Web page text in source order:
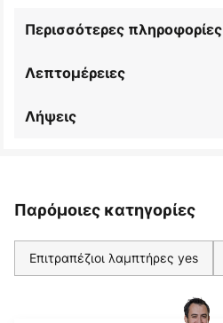
Λεπτομέρειες
Περισσότερες πληροφορίες
Λήψεις
Παρόμοιες κατηγορίες
Επιτραπέζιοι λαμπτήρες yes